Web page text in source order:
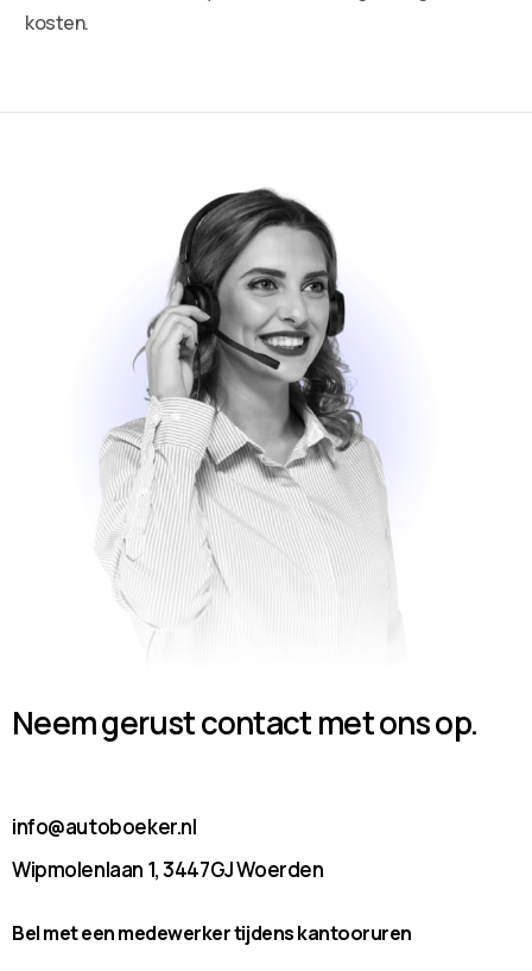
kosten.
Neem gerust contact met ons op.
info@autoboeker.nl
Wipmolenlaan 1, 3447GJ Woerden
Bel met een medewerker tijdens kantooruren